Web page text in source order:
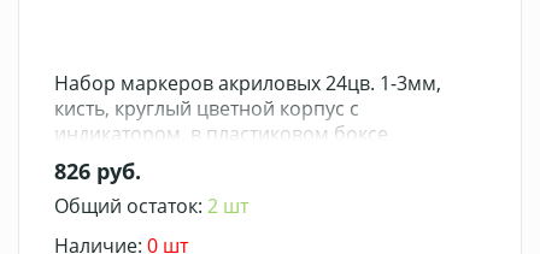
Набор маркеров акриловых 24цв. 1-3мм,
кисть, круглый цветной корпус с
индикатором, в пластиковом боксе
826 руб.
Общий остаток: 2 шт
Наличие: 0 шт